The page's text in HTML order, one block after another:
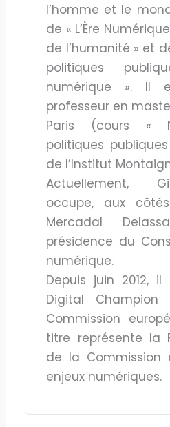
l’homme et le
de « L’Ère
de l’humanité » et
politiques
numérique ». Il
professeur en
Paris (cours «
politiques
de l’Institut
Actuellement,
occupe, aux
Mercadal
présidence du
numérique.
Depuis juin 2012,
Digital
Commission
titre représente la
de la Commission
enjeux numériques.